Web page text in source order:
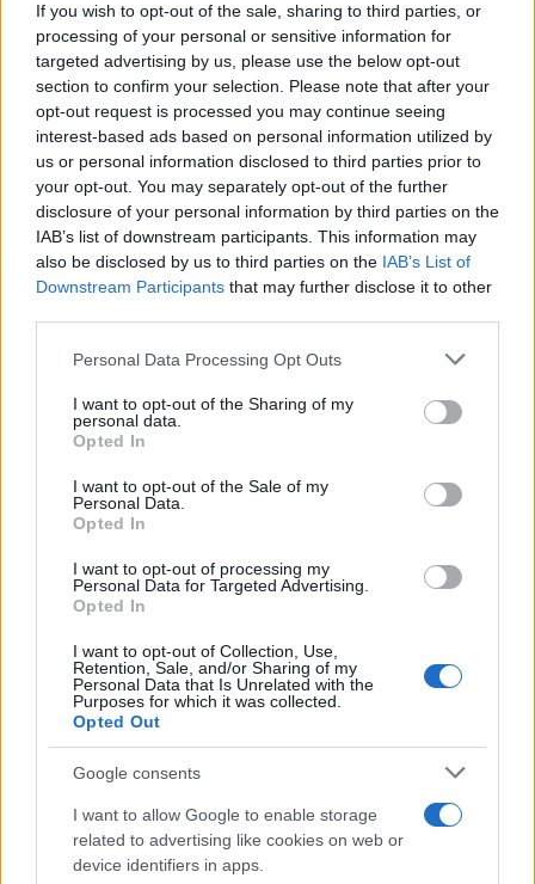
If you wish to opt-out of the sale, sharing to third parties, or
processing of your personal or sensitive information for
targeted advertising by us, please use the below opt-out
section to confirm your selection. Please note that after your
opt-out request is processed you may continue seeing
interest-based ads based on personal information utilized by
us or personal information disclosed to third parties prior to
your opt-out. You may separately opt-out of the further
disclosure of your personal information by third parties on the
IAB’s list of downstream participants. This information may
also be disclosed by us to third parties on the IAB’s List of
Downstream Participants that may further disclose it to other
Please note that this website/app uses one or more Google
not limited to your visit or usage behaviour. You may click to
grant or deny consent to Google and its third-party tags to
use your data for below specified purposes in below Google
consent section.
Personal Data Processing Opt Outs
I want to opt-out of the Sharing of my
personal data.
Opted In
I want to opt-out of the Sale of my
Personal Data.
Opted In
I want to opt-out of processing my
Personal Data for Targeted Advertising.
Opted In
I want to opt-out of Collection, Use,
Retention, Sale, and/or Sharing of my
Personal Data that Is Unrelated with the
Purposes for which it was collected.
Opted Out
Google consents
I want to allow Google to enable storage
related to advertising like cookies on web or
device identifiers in apps.
Η έντονη αντίδραση Κασσελάκη
Σε ανάρτησή του στα σόσιαλ ο νέος πρόεδρος του
ΣΥΡΙΖΑ καταγγέλλει τον δημοσιογράφο και καλεί τη
διοίκηση του μέσου να αντιδράσει. Όπως
σημειώνει: